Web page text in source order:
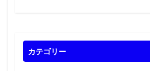
カテゴリー